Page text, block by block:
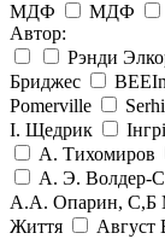
МДФ
МДФ
Автор:
Рэнди
Бриджес
Pomerville
І. Щедрик
А. Тихомиров
А. Э. Волдер-
А.А. Опарин, С,Б
Життя
Август